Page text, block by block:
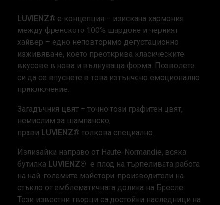
LUVIENZ® е концепция – изискана хармония
между френското 100% шардоне и черният
хайвер – едно неповторимо дегустационно
изживяване, което преоткрива класическите
вкусове в нова и вълнуваща форма. Позволете
си да се впуснете в това изтънчено емоционално
приключение.
Загадъчния цвят – точно този графитен цвят,
немислим за шампанско,
прави LUVIENZ® толкова специално.
Излизайки направо от Haute-Normandie, всяка
бутилка LUVIENZ® е плод на търпеливата работа
на най-големите майстори-производители на
стъкло от емблематичната долина на Бресле.
Тези известни творци са достойни наследници на